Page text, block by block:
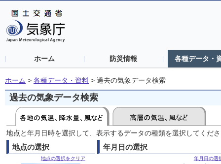
ホーム 防災情報 各種データ・
ホーム > 各種データ・資料 > 過去の気象データ検索
過去の気象データ検索
地点と年月日時を選択して、表示するデータの種類を選択してくだ
地点の選択
地点の選択をクリア
年月日の選択
年月日の選